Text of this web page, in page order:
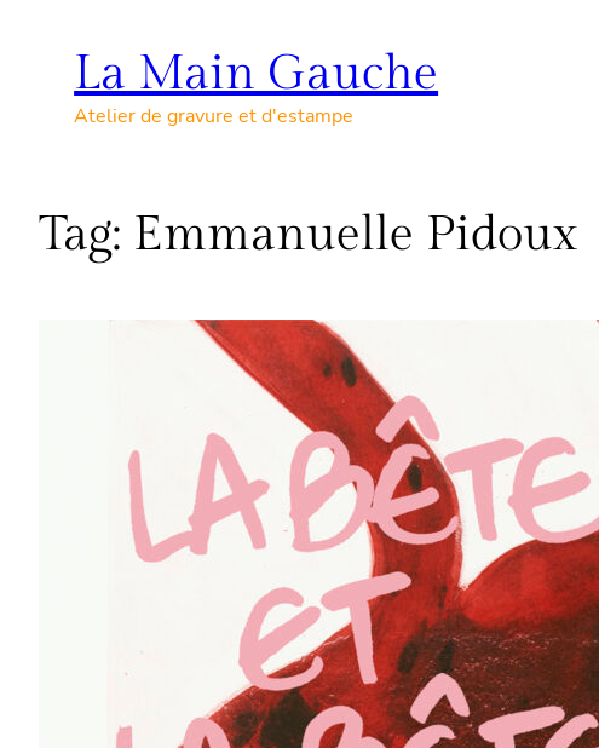
contentLa Main Gauche
Atelier de gravure et d'estampe
Tag: Emmanuelle Pidoux